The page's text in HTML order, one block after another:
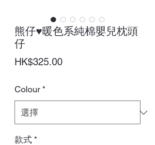
熊仔♥暖色系純棉嬰兒枕頭
仔
HK$325.00價
Colour *
款式 *